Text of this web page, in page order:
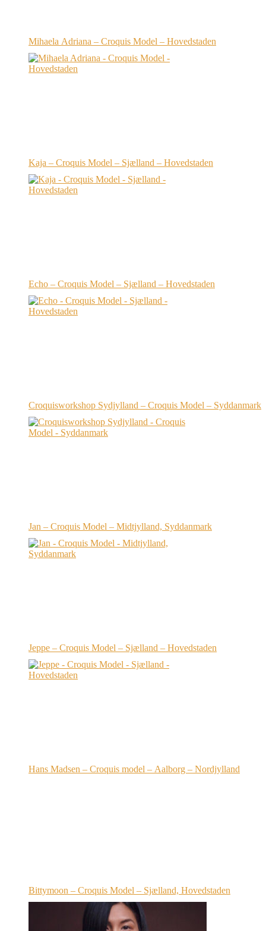
Mihaela Adriana – Croquis Model – Hovedstaden
Kaja – Croquis Model – Sjælland – Hovedstaden
Echo – Croquis Model – Sjælland – Hovedstaden
Croquisworkshop Sydjylland – Croquis Model – Syddanmark
Jan – Croquis Model – Midtjylland, Syddanmark
Jeppe – Croquis Model – Sjælland – Hovedstaden
Hans Madsen – Croquis model – Aalborg – Nordjylland
Bittymoon – Croquis Model – Sjælland, Hovedstaden